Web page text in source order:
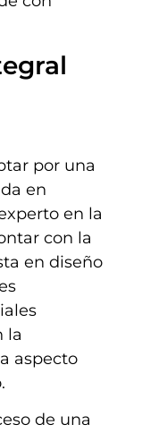
por una
en
en la
con la
en diseño
la
aspecto
de una